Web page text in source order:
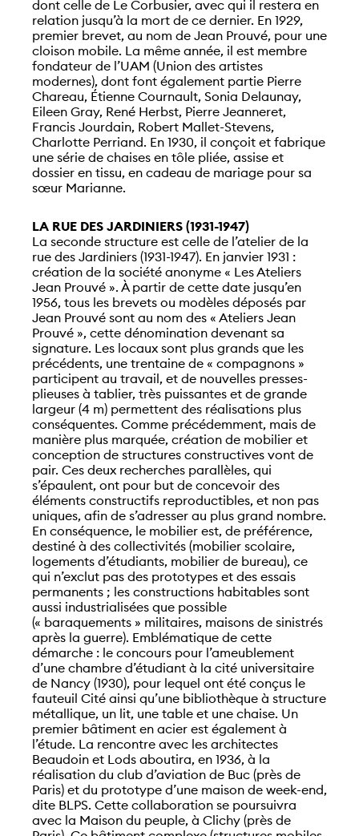
dont celle de Le Corbusier, avec qui il restera en
relation jusqu’à la mort de ce dernier. En 1929,
premier brevet, au nom de Jean Prouvé, pour une
cloison mobile. La même année, il est membre
fondateur de l’UAM (Union des artistes
modernes), dont font également partie Pierre
Chareau, Étienne Cournault, Sonia Delaunay,
Eileen Gray, René Herbst, Pierre Jeanneret,
Francis Jourdain, Robert Mallet-Stevens,
Charlotte Perriand. En 1930, il conçoit et fabrique
une série de chaises en tôle pliée, assise et
dossier en tissu, en cadeau de mariage pour sa
sœur Marianne.
LA RUE DES JARDINIERS (1931-1947)
La seconde structure est celle de l’atelier de la
rue des Jardiniers (1931-1947). En janvier 1931 :
création de la société anonyme « Les Ateliers
Jean Prouvé ». À partir de cette date jusqu’en
1956, tous les brevets ou modèles déposés par
Jean Prouvé sont au nom des « Ateliers Jean
Prouvé », cette dénomination devenant sa
signature. Les locaux sont plus grands que les
précédents, une trentaine de « compagnons »
participent au travail, et de nouvelles presses-
plieuses à tablier, très puissantes et de grande
largeur (4 m) permettent des réalisations plus
conséquentes. Comme précédemment, mais de
manière plus marquée, création de mobilier et
conception de structures constructives vont de
pair. Ces deux recherches parallèles, qui
s’épaulent, ont pour but de concevoir des
éléments constructifs reproductibles, et non pas
uniques, afin de s’adresser au plus grand nombre.
En conséquence, le mobilier est, de préférence,
destiné à des collectivités (mobilier scolaire,
logements d’étudiants, mobilier de bureau), ce
qui n’exclut pas des prototypes et des essais
permanents ; les constructions habitables sont
aussi industrialisées que possible
(« baraquements » militaires, maisons de sinistrés
après la guerre). Emblématique de cette
démarche : le concours pour l’ameublement
d’une chambre d’étudiant à la cité universitaire
de Nancy (1930), pour lequel ont été conçus le
fauteuil Cité ainsi qu’une bibliothèque à structure
métallique, un lit, une table et une chaise. Un
premier bâtiment en acier est également à
l’étude. La rencontre avec les architectes
Beaudoin et Lods aboutira, en 1936, à la
réalisation du club d’aviation de Buc (près de
Paris) et du prototype d’une maison de week-end,
dite BLPS. Cette collaboration se poursuivra
avec la Maison du peuple, à Clichy (près de